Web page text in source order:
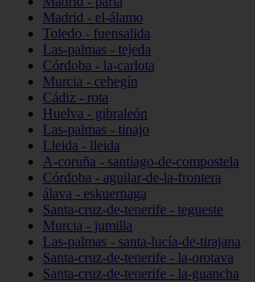
Madrid - el-álamo
Toledo - fuensalida
Las-palmas - tejeda
Córdoba - la-carlota
Murcia - cehegín
Cádiz - rota
Huelva - gibraleón
Las-palmas - tinajo
Lleida - lleida
A-coruña - santiago-de-compostela
Córdoba - aguilar-de-la-frontera
álava - eskuernaga
Santa-cruz-de-tenerife - tegueste
Murcia - jumilla
Las-palmas - santa-lucía-de-tirajana
Santa-cruz-de-tenerife - la-orotava
Santa-cruz-de-tenerife - la-guancha